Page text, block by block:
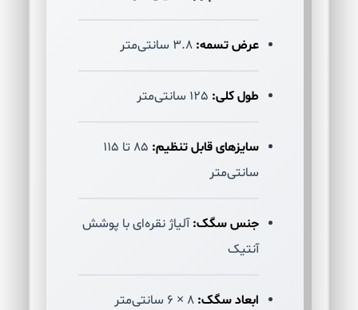
عرض تسمه:
طول کلی:
سایزهای قابل تنظیم:
85 تا 115
سانتی‌متر
جنس سگک:آلیاژ نقره‌ای با پوشش
آنتیک
ابعاد سگک: